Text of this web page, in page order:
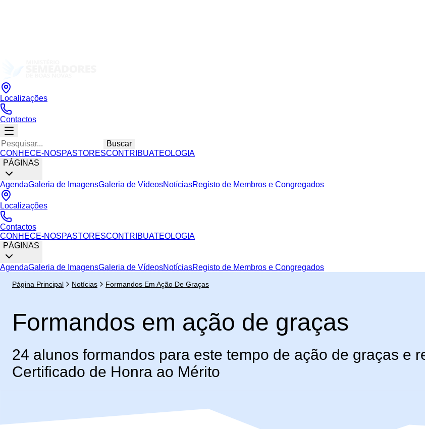
Localizações
Contactos
Buscar
CONHECE-NOSPASTORESCONTRIBUATEOLOGIA
PÁGINAS
AgendaGaleria de ImagensGaleria de VídeosNotíciasRegisto de Membros e Congregados
Localizações
Contactos
CONHECE-NOSPASTORESCONTRIBUATEOLOGIA
PÁGINAS
AgendaGaleria de ImagensGaleria de VídeosNotíciasRegisto de Membros e Congregados
Página Principal Notícias Formandos Em Ação De Graças
Formandos em ação de graças
24 alunos formandos para este tempo de ação de graças e
Certificado de Honra ao Mérito